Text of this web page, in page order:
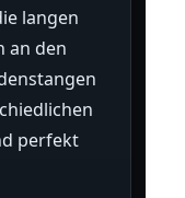
langen
an den
perfekt